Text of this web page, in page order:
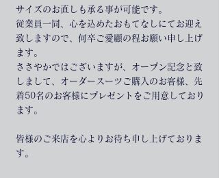
サイズのお直しも承る事が可能です。
従業員一同、心を込めたおもてなしにてお迎え
致しますので、何卒ご愛顧の程お願い申し上げ
ます。
ささやかではございますが、オープン記念と致
しまして、オーダースーツご購入のお客様、先
着50名のお客様にプレゼントをご用意しており
ます。
皆様のご来店を心よりお待ち申し上げておりま
す。